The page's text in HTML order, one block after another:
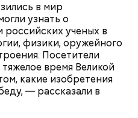
в мир
узнать о
российских ученых в
физики, оружейного
Посетители
время Великой
какие изобретения
— рассказали в